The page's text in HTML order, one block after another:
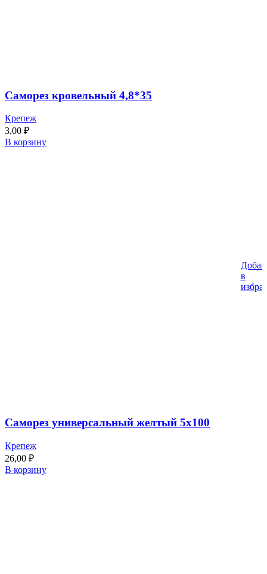
Саморез кровельный 4,8*35
Крепеж
3,00 ₽
В корзину
в
Саморез универсальный желтый 5х100
Крепеж
26,00 ₽
В корзину